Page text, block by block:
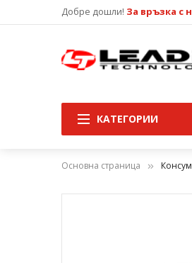
Добре дошли! За връзка с
КАТЕГОРИИ
Основна страница